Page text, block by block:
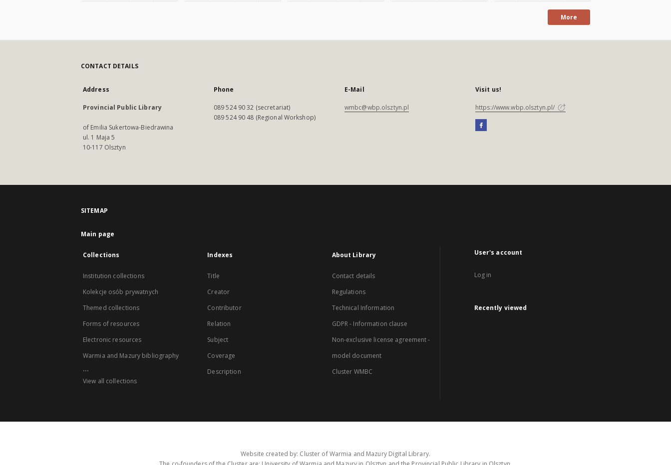
More
CONTACT DETAILS
Address
Provincial Public Library
of Emilia Sukertowa-Biedrawina
ul. 1 Maja 5
10-117 Olsztyn
Phone
089 524 90 32 (secretariat)
089 524 90 48 (Regional Workshop)
E-Mail
wmbc@wbp.olsztyn.pl
Visit us!
https://www.wbp.olsztyn.pl/
SITEMAP
Main page
Collections
Institution collections
Kolekcje osób prywatnych
Themed collections
Forms of resources
Electronic resources
Warmia and Mazury bibliography
...
View all collections
Indexes
Title
Creator
Contributor
Relation
Subject
Coverage
Description
About Library
Contact details
Regulations
Technical Information
GDPR - Information clause
Non-exclusive license agreement -
model document
Cluster WMBC
User's account
Log in
Recently viewed
Website created by: Cluster of Warmia and Mazury Digital Library.